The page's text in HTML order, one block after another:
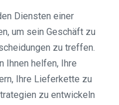
Diensten einer
um sein Geschäft zu
zu treffen.
Ihnen helfen, Ihre
Ihre Lieferkette zu
zu entwickeln